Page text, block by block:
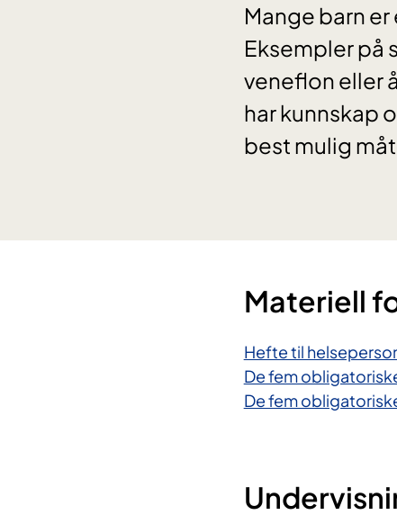
Mange barn
Eksempler på
veneflon eller
har kunnskap
best mulig
Materiell
Hefte til
De fem
De fem